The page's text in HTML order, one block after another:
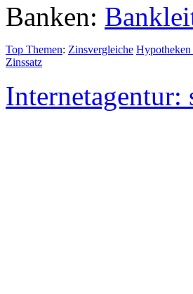
Banken:
Top Themen: Zinsvergleiche Hypotheken
Zinssatz
Internetagentur: